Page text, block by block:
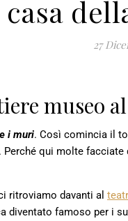
27
museo
i muri. Così comincia il
Perché qui molte
ritroviamo davanti al
diventato famoso per i